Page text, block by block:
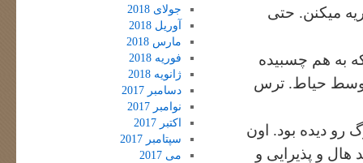
میکنن. حتی
به هم چسبیده
وسط حیاط. ترس
رو دیده بود. اون
و پذیرایی و
جولای 2018
آوریل 2018
مارس 2018
فوریه 2018
ژانویه 2018
دسامبر 2017
نوامبر 2017
اکتبر 2017
سپتامبر 2017
می 2017